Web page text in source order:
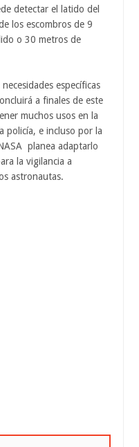
detectar el latido del
los escombros de 9
o 30 metros de
específicas
a finales de este
muchos usos en la
policía, e incluso por la
planea adaptarlo
la vigilancia a
astronautas.